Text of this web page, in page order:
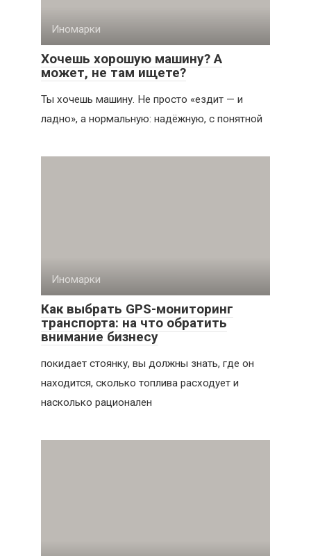
Иномарки
Хочешь хорошую машину? А
может, не там ищете?
Ты хочешь машину. Не просто «ездит — и
ладно», а нормальную: надёжную, с понятной
Иномарки
Как выбрать GPS-мониторинг
транспорта: на что обратить
внимание бизнесу
покидает стоянку, вы должны знать, где он
находится, сколько топлива расходует и
насколько рационален